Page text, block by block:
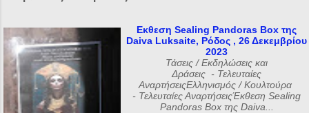
Εκθεση Sealing Pandoras Box της
Daiva Luksaite, Ρόδος , 26 Δεκεμβρίου
2023
Τάσεις / Εκδηλώσεις και
Δράσεις - Τελευταίες
ΑναρτήσειςΕλληνισμός / Κουλτούρα
- Τελευταίες ΑναρτήσειςΈκθεση Sealing
Pandoras Box της Daiva...